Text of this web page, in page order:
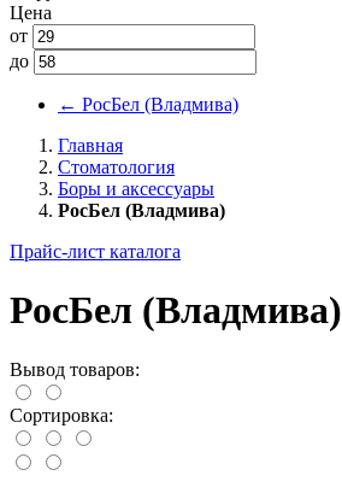
Цена
от
до
← РосБел (Владмива)
Главная
Стоматология
Боры и аксессуары
РосБел (Владмива)
Прайс-лист каталога
РосБел (Владмива)
Вывод товаров:
Сортировка: